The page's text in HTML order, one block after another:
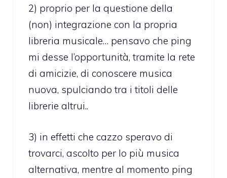
2) proprio per la questione della
(non) integrazione con la propria
libreria musicale… pensavo che ping
mi desse l’opportunità, tramite la rete
di amicizie, di conoscere musica
nuova, spulciando tra i titoli delle
librerie altrui..
3) in effetti che cazzo speravo di
trovarci, ascolto per lo più musica
alternativa, mentre al momento ping